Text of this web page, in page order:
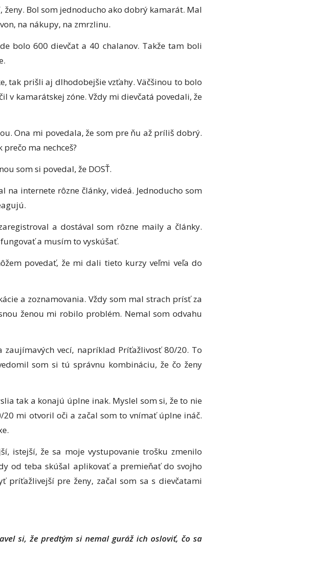
Bol som jednoducho ako dobrý kamarát. Mal
na nákupy, na zmrzlinu.
bolo 600 dievčat a 40 chalanov. Takže tam boli
tak prišli aj dlhodobejšie vzťahy. Väčšinou to bolo
v kamarátskej zóne. Vždy mi dievčatá povedali, že
Ona mi povedala, že som pre ňu až príliš dobrý.
ma nechceš?
som si povedal, že DOSŤ.
internete rôzne články, videá. Jednoducho som
a dostával som rôzne maily a články.
a musím to vyskúšať.
povedať, že mi dali tieto kurzy veľmi veľa do
a zoznamovania. Vždy som mal strach prísť za
ženou mi robilo problém. Nemal som odvahu
zaujímavých vecí, napríklad Príťažlivosť 80/20. To
som si tú správnu kombináciu, že čo ženy
tak a konajú úplne inak. Myslel som si, že to nie
mi otvoril oči a začal som to vnímať úplne ináč.
istejší, že sa moje vystupovanie trošku zmenilo
od teba skúšal aplikovať a premieňať do svojho
príťažlivejší pre ženy, začal som sa s dievčatami
si, že predtým si nemal guráž ich osloviť, čo sa